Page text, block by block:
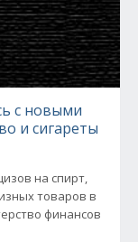
с новыми
и сигареты
на спирт,
товаров в
финансов